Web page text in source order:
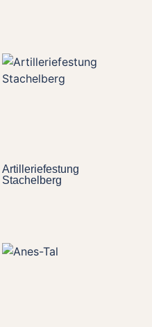
Artilleriefestung
Stachelberg